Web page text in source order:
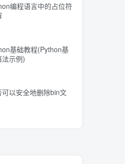
编程语言中的占位符
基础教程(Python基
法示例)
可以安全地删除bin文